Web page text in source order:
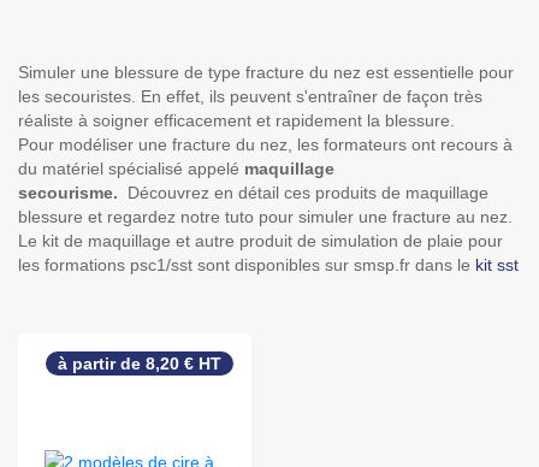
Simuler une blessure de type fracture du nez est essentielle pour
les secouristes. En effet, ils peuvent s'entraîner de façon très
réaliste à soigner efficacement et rapidement la blessure.
Pour modéliser une fracture du nez, les formateurs ont recours à
du matériel spécialisé appelé maquillage
secourisme. Découvrez en détail ces produits de maquillage
blessure et regardez notre tuto pour simuler une fracture au nez.
Le kit de maquillage et autre produit de simulation de plaie pour
les formations psc1/sst sont disponibles sur smsp.fr dans le kit sst
à partir de 8,20 € HT